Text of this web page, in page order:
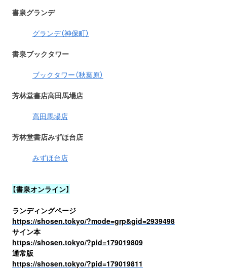
書泉グランデ
グランデ（神保町）
書泉ブックタワー
ブックタワー（秋葉原）
芳林堂書店高田馬場店
高田馬場店
芳林堂書店みずほ台店
みずほ台店
【書泉オンライン】
ランディングページ
https://shosen.tokyo/?mode=grp&gid=2939498
サイン本
https://shosen.tokyo/?pid=179019809
通常版
https://shosen.tokyo/?pid=179019811